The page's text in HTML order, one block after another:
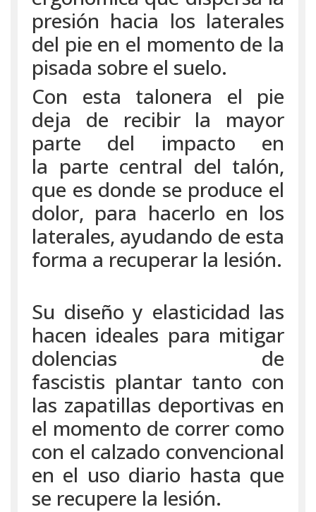
presión hacia los laterales
del pie en el momento de la
pisada sobre el suelo.
Con esta talonera el pie
deja de recibir la mayor
parte del impacto en
la parte central del talón,
que es donde se produce el
dolor, para hacerlo en los
laterales, ayudando de esta
forma a recuperar la lesión.
Su diseño y elasticidad las
hacen ideales para mitigar
dolencias de
fascistis plantar tanto con
las zapatillas deportivas en
el momento de correr como
con el calzado convencional
en el uso diario hasta que
se recupere la lesión.